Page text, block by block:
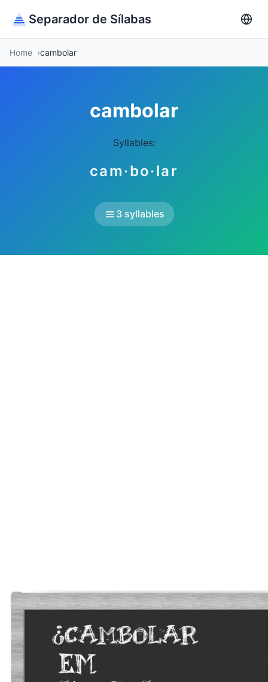
Separador de Sílabas
Home cambolar
cambolar
Syllables:
cam·bo·lar
3 syllables